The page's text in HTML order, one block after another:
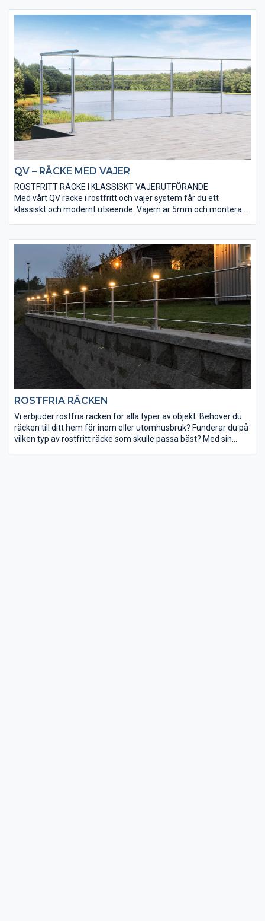
handledare.
QV – RÄCKE MED VAJER
ROSTFRITT RÄCKE I KLASSISKT VAJERUTFÖRANDE
Med vårt QV räcke i rostfritt och vajer system får du ett
klassiskt och modernt utseende. Vajern är 5mm och monteras i
ROSTFRIA RÄCKEN
Vi erbjuder rostfria räcken för alla typer av objekt. Behöver du
räcken till ditt hem för inom eller utomhusbruk? Funderar du på
vilken typ av rostfritt räcke som skulle passa bäst? Med sin